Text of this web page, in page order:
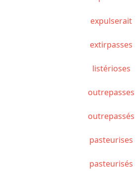
expulserait
extirpasses
listérioses
outrepasses
outrepassés
pasteurises
pasteurisés